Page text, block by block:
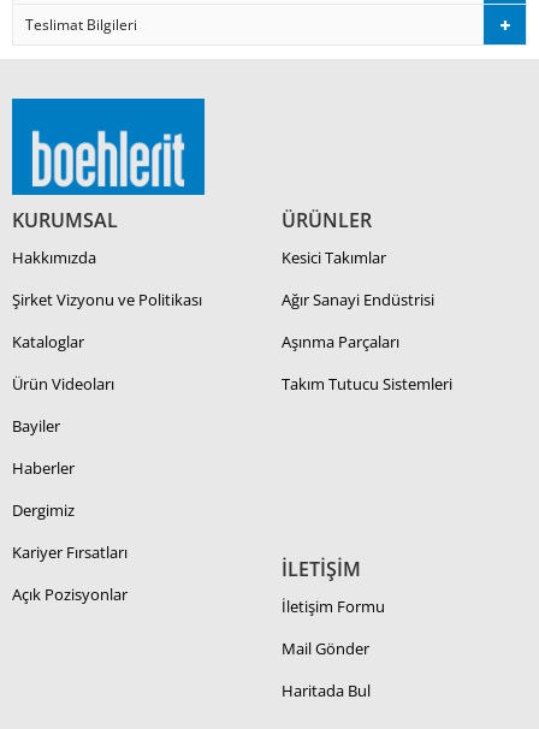
Teslimat Bilgileri
KURUMSAL
Hakkımızda
Şirket Vizyonu ve Politikası
Kataloglar
Ürün Videoları
Bayiler
Haberler
Dergimiz
Kariyer Fırsatları
Açık Pozisyonlar
ÜRÜNLER
Kesici Takımlar
Ağır Sanayi Endüstrisi
Aşınma Parçaları
Takım Tutucu Sistemleri
İLETİŞİM
İletişim Formu
Mail Gönder
Haritada Bul